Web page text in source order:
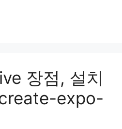
장점, 설치
expo-